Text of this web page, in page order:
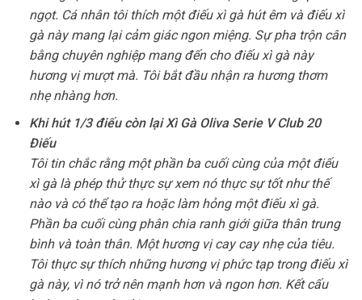
ngọt. Cá nhân tôi thích một điếu xì gà hút êm và điếu xì
gà này mang lại cảm giác ngon miệng. Sự pha trộn cân
bằng chuyên nghiệp mang đến cho điếu xì gà này
hương vị mượt mà. Tôi bắt đầu nhận ra hương thơm
nhẹ nhàng hơn.
Khi hút 1/3 điếu còn lại Xì Gà Oliva Serie V Club 20
Điếu
Tôi tin chắc rằng một phần ba cuối cùng của một điếu
xì gà là phép thử thực sự xem nó thực sự tốt như thế
nào và có thể tạo ra hoặc làm hỏng một điếu xì gà.
Phần ba cuối cùng phân chia ranh giới giữa thân trung
bình và toàn thân. Một hương vị cay cay nhẹ của tiêu.
Tôi thực sự thích những hương vị phức tạp trong điếu xì
gà này, vì nó trở nên mạnh hơn và ngon hơn. Kết cấu